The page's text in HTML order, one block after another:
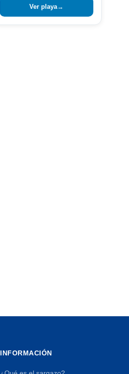
Ver playa→
INFORMACIÓN